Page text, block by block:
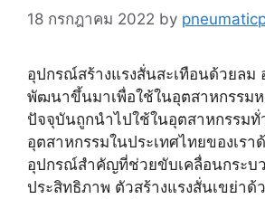
18 กรกฎาคม 2022 by
อุปกรณ์สร้างแรงสั่นสะเทือนด้วยลม
พัฒนาขึ้นมาเพื่อใช้ในอุตสาหกรรม
ปัจจุบันถูกนำไปใช้ในอุตสาหกรรมทั่
อุตสาหกรรมในประเทศไทยของเร
อุปกรณ์สำคัญที่ช่วยขับเคลื่อนกระบ
ประสิทธิภาพ ตัวสร้างแรงสั่นเขย่าด้